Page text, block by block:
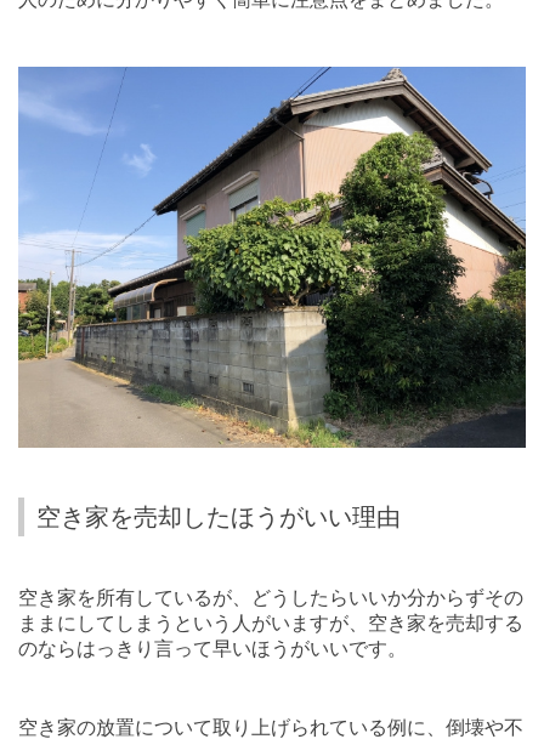
空き家を売却したほうがいい理由
空き家を所有しているが、どうしたらいいか分からずその
ままにしてしまうという人がいますが、空き家を売却する
のならはっきり言って早いほうがいいです。
空き家の放置について取り上げられている例に、倒壊や不